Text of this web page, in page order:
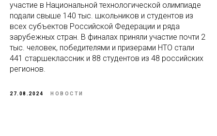
участие в Национальной технологической олимпиаде
подали свыше 140 тыс. школьников и студентов из
всех субъектов Российской Федерации и ряда
зарубежных стран. В финалах приняли участие почти 2
тыс. человек, победителями и призерами НТО стали
441 старшеклассник и 88 студентов из 48 российских
регионов.
27.08.2024 НОВОСТИ